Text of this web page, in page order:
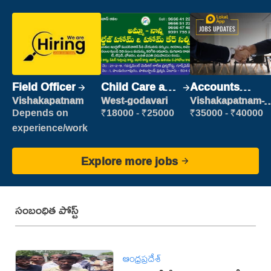
Field Officer
Vishakapatnam
Depends on
experience/work
Child Care and
Patient care
West-godavari
₹18000 - ₹25000
Accounts
Clerk
Vishakapatnam-
new
₹35000 - ₹40000
Explore more jobs
సంబంధిత పోస్ట్
ఆంధ్రప్రదేశ్